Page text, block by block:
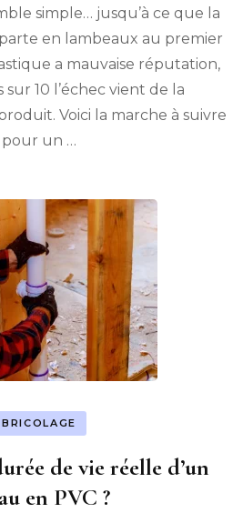
simple… jusqu’à ce que la
en lambeaux au premier
a mauvaise réputation,
sur 10 l’échec vient de la
Voici la marche à suivre
pour un …
BRICOLAGE
de vie réelle d’un
en PVC ?